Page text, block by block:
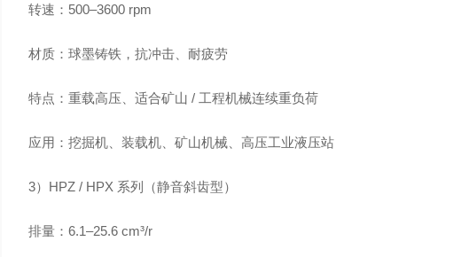
转速：500–3600 rpm
材质：球墨铸铁，抗冲击、耐疲劳
特点：重载高压、适合矿山 / 工程机械连续重负荷
应用：挖掘机、装载机、矿山机械、高压工业液压站
3）HPZ / HPX 系列（静音斜齿型）
排量：6.1–25.6 cm³/r